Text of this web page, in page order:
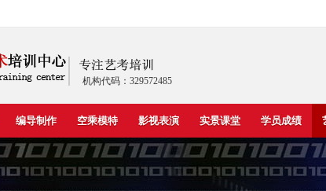
机构代码：329572485
编导制作 空乘模特 影视表演 实景课堂 学员成绩